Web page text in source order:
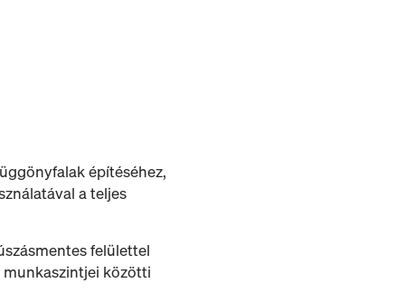
építéséhez,
a teljes
felülettel
közötti